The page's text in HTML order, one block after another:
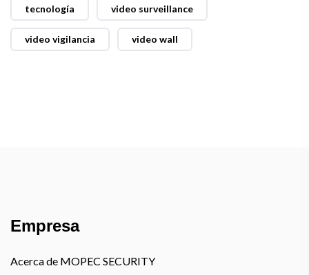
tecnología video surveillance
video vigilancia video wall
Empresa
Acerca de MOPEC SECURITY